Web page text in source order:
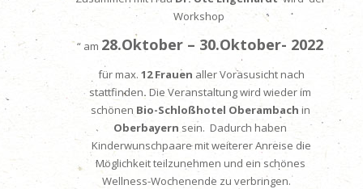
Workshop
“ am 28.Oktober – 30.Oktober- 2022
fürmax.12 Frauen aller Vorasusicht nach
stattfinden. Die Veranstaltung wird wieder im
schönen Bio-Schloßhotel Oberambach in
Oberbayern sein. Dadurch haben
Kinderwunschpaare mit weiterer Anreise die
Möglichkeit teilzunehmen und ein schönes
Wellness-Wochenende zu verbringen.